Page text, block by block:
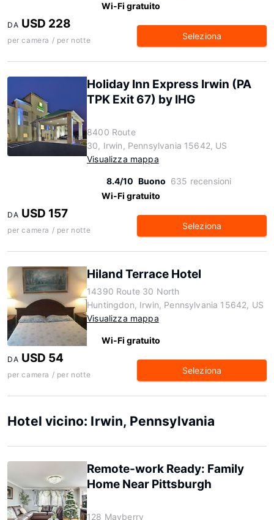
Wi-Fi gratuito
DA USD 228
per camera / per notte Seleziona
Holiday Inn Express Irwin (PA
TPK Exit 67) by IHG
8400 Route
30, Irwin, Pennsylvania 15642, US
Visualizza mappa
8.4/10 Buono 635 recensioni
Wi-Fi gratuito
DA USD 157
per camera / per notte Seleziona
Hiland Terrace Hotel
14390 Route 30 North
Huntingdon, Irwin, Pennsylvania 15642, US
Visualizza mappa
Wi-Fi gratuito
DA USD 54
per camera / per notte Seleziona
Hotel vicino: Irwin, Pennsylvania
Remote-work Ready: Family
Home Near Pittsburgh
128 Mayberry